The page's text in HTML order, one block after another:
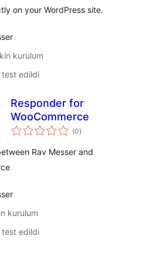
on your WordPress site.
kurulum
edildi
Responder for
WooCommerce
(0toplam
puan
)
Rav Messer and
kurulum
edildi